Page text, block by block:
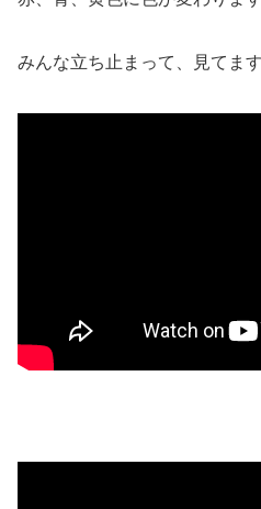
みんな立ち止まって、見てます